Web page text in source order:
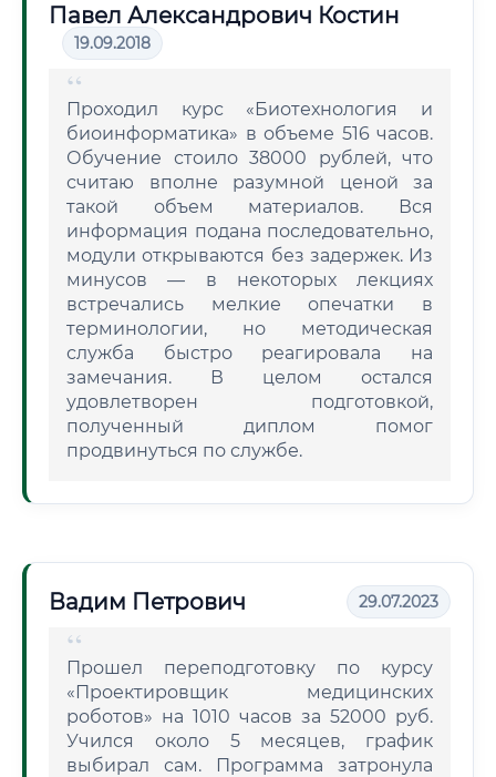
Павел Александрович Костин
19.09.2018
Проходил курс «Биотехнология и
биоинформатика» в объеме 516 часов.
Обучение стоило 38000 рублей, что
считаю вполне разумной ценой за
такой объем материалов. Вся
информация подана последовательно,
модули открываются без задержек. Из
минусов — в некоторых лекциях
встречались мелкие опечатки в
терминологии, но методическая
служба быстро реагировала на
замечания. В целом остался
удовлетворен подготовкой,
полученный диплом помог
продвинуться по службе.
Вадим Петрович 29.07.2023
Прошел переподготовку по курсу
«Проектировщик медицинских
роботов» на 1010 часов за 52000 руб.
Учился около 5 месяцев, график
выбирал сам. Программа затронула